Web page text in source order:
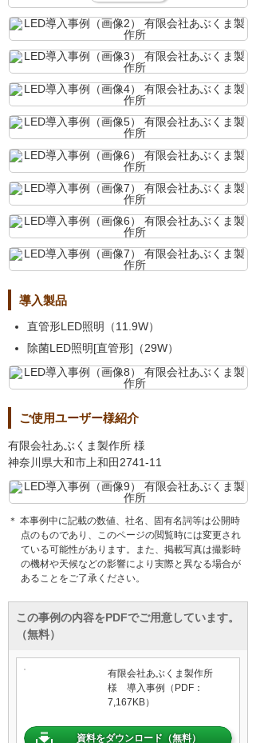
導入製品
直管形LED照明（11.9W）
除菌LED照明[直管形]（29W）
ご使用ユーザー様紹介
有限会社あぶくま製作所 様
神奈川県大和市上和田2741-11
＊ 本事例中に記載の数値、社名、固有名詞等は公開時
点のものであり、このページの閲覧時には変更され
ている可能性があります。また、掲載写真は撮影時
の機材や天候などの影響により実際と異なる場合が
あることをご了承ください。
この事例の内容をPDFでご用意しています。
（無料）
有限会社あぶくま製作所
様 導入事例（PDF：
7,167KB）
資料をダウンロード（無料）